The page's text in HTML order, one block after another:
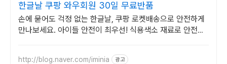
한글날 쿠팡 와우회원 30일 무료반품
손에 묻어도 걱정 없는 한글날, 쿠팡 로켓배송으로 안전하게
만나보세요. 아이들 안전이 최우선! 식용색소 재료로 안전한
http://blog.naver.com/iminia 광고